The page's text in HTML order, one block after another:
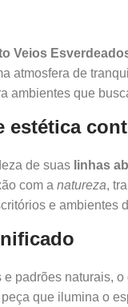
Veios
atmosfera de
ambientes que
estética
de suas linhas
com a natureza,
e ambientes
e padrões naturais,
que ilumina o